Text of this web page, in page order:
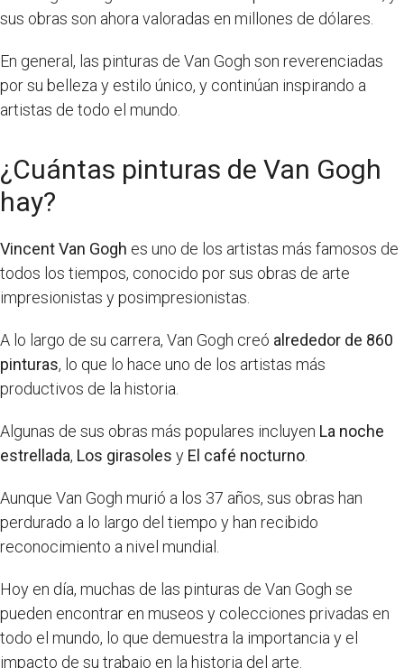
sus obras son ahora valoradas en millones de dólares.
En general, las pinturas de Van Gogh son reverenciadas
por su belleza y estilo único, y continúan inspirando a
artistas de todo el mundo.
¿Cuántas pinturas de Van Gogh
hay?
Vincent Van Gogh es uno de los artistas más famosos de
todos los tiempos, conocido por sus obras de arte
impresionistas y posimpresionistas.
A lo largo de su carrera, Van Gogh creó alrededor de 860
pinturas, lo que lo hace uno de los artistas más
productivos de la historia.
Algunas de sus obras más populares incluyen La noche
estrellada, Los girasoles y El café nocturno
Aunque Van Gogh murió a los 37 años, sus obras han
perdurado a lo largo del tiempo y han recibido
reconocimiento a nivel mundial.
Hoy en día, muchas de las pinturas de Van Gogh se
pueden encontrar en museos y colecciones privadas en
todo el mundo, lo que demuestra la importancia y el
impacto de su trabajo en la historia del arte.